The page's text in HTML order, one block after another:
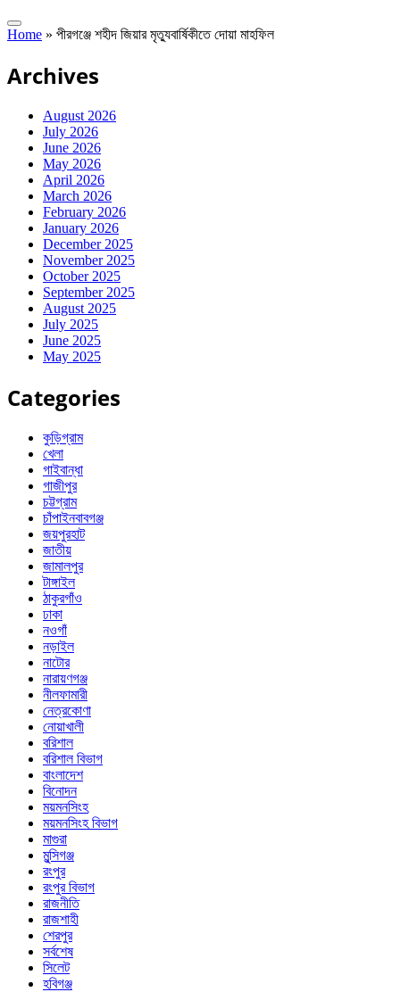
Home » পীরগঞ্জে শহীদ জিয়ার মৃত্যুবার্ষিকীতে দোয়া মাহফিল
Archives
August 2026
July 2026
June 2026
May 2026
April 2026
March 2026
February 2026
January 2026
December 2025
November 2025
October 2025
September 2025
August 2025
July 2025
June 2025
May 2025
Categories
কুড়িগ্রাম
খেলা
গাইবান্ধা
গাজীপুর
চট্টগ্রাম
চাঁপাইনবাবগঞ্জ
জয়পুরহাট
জাতীয়
জামালপুর
টাঙ্গাইল
ঠাকুরগাঁও
ঢাকা
নওগাঁ
নড়াইল
নাটোর
নারায়ণগঞ্জ
নীলফামারী
নেত্রকোণা
নোয়াখালী
বরিশাল
বরিশাল বিভাগ
বাংলাদেশ
বিনোদন
ময়মনসিংহ
ময়মনসিংহ বিভাগ
মাগুরা
মুন্সিগঞ্জ
রংপুর
রংপুর বিভাগ
রাজনীতি
রাজশাহী
শেরপুর
সর্বশেষ
সিলেট
হবিগঞ্জ